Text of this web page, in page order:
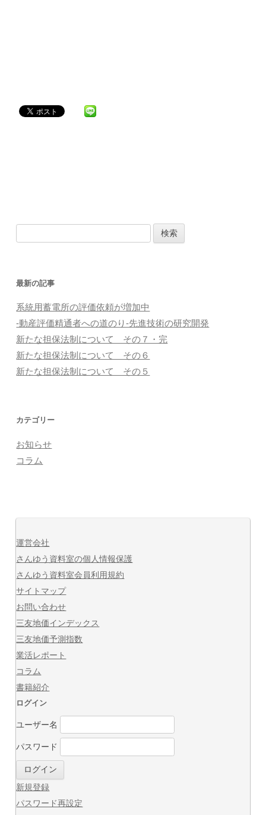
検
索
最新の記事
系統用蓄電所の評価依頼が増加中
-動産評価精通者への道のり-先進技術の研究開発
新たな担保法制について その７・完
新たな担保法制について その６
新たな担保法制について その５
カテゴリー
お知らせ
コラム
運営会社
さんゆう資料室の個人情報保護
さんゆう資料室会員利用規約
サイトマップ
お問い合わせ
三友地価インデックス
三友地価予測指数
業活レポート
コラム
書籍紹介
ログイン
ユーザー名
パスワード
新規登録
パスワード再設定